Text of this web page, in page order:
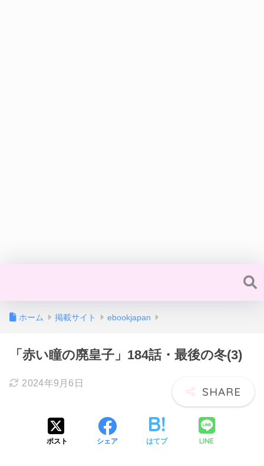
ホーム 掲載サイト ebookjapan
「赤い瞳の廃皇子」184話・最後の冬(3)
2024年9月6日
ポスト シェア はてブ LINE